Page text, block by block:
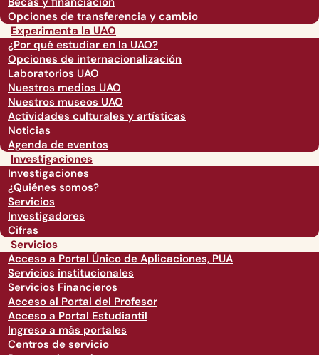
Opciones de transferencia y cambio
Experimenta la UAO
¿Por qué estudiar en la UAO?
Opciones de internacionalización
Laboratorios UAO
Nuestros medios UAO
Nuestros museos UAO
Actividades culturales y artísticas
Noticias
Agenda de eventos
Investigaciones
Investigaciones
¿Quiénes somos?
Servicios
Investigadores
Cifras
Servicios
Acceso a Portal Único de Aplicaciones, PUA
Servicios institucionales
Servicios Financieros
Acceso al Portal del Profesor
Acceso a Portal Estudiantil
Ingreso a más portales
Centros de servicio